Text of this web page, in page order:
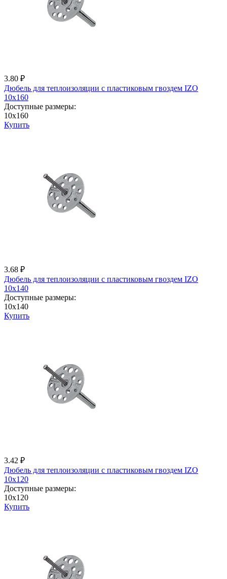
3.80 ₽
Дюбель для теплоизоляции с пластиковым гвоздем IZО
10x160
Доступные размеры:
10x160
Купить
3.68 ₽
Дюбель для теплоизоляции с пластиковым гвоздем IZО
10x140
Доступные размеры:
10x140
Купить
3.42 ₽
Дюбель для теплоизоляции с пластиковым гвоздем IZО
10x120
Доступные размеры:
10x120
Купить